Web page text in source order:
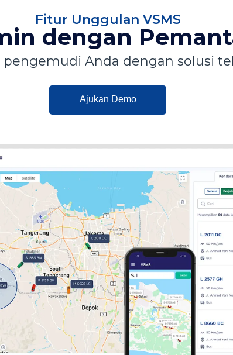
Fitur Unggulan VSMS
dengan
Anda dengan solusi
Ajukan Demo